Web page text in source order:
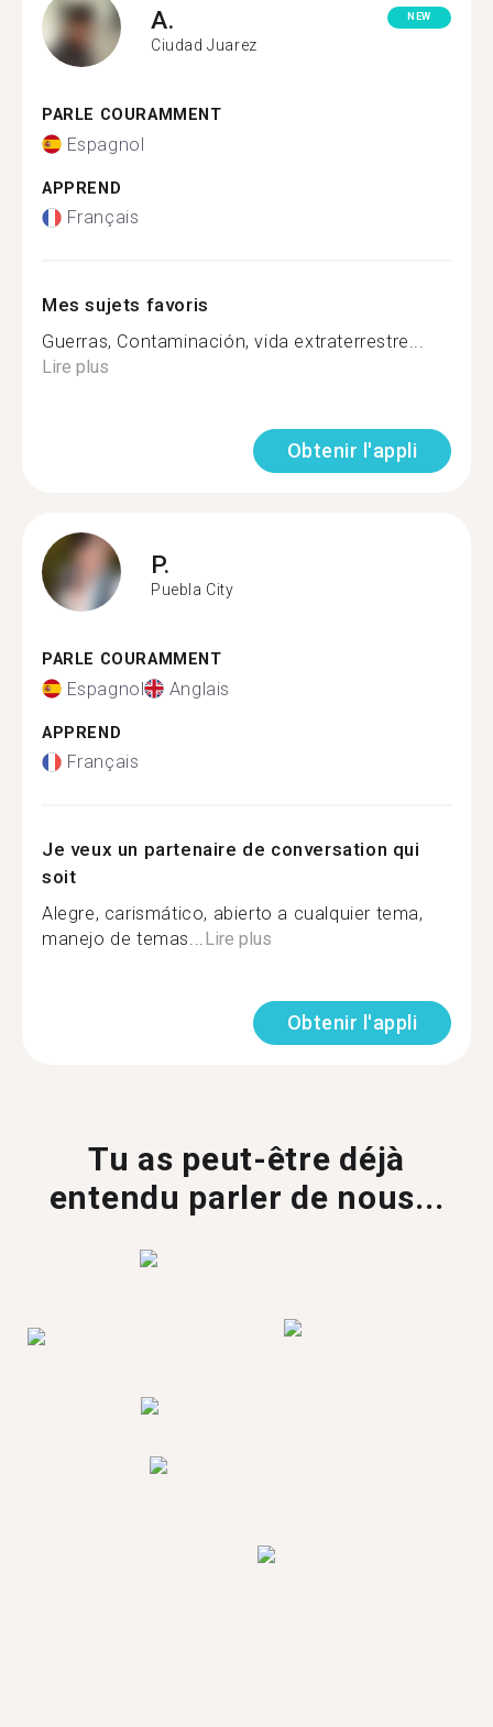
A.
Ciudad Juarez
NEW
PARLE COURAMMENT
Espagnol
APPREND
Français
Mes sujets favoris
Guerras, Contaminación, vida extraterrestre...
Lire plus
Obtenir l'appli
P.
Puebla City
PARLE COURAMMENT
Espagnol Anglais
APPREND
Français
Je veux un partenaire de conversation qui
soit
Alegre, carismático, abierto a cualquier tema,
manejo de temas...Lire plus
Obtenir l'appli
Tu as peut-être déjà
entendu parler de nous...